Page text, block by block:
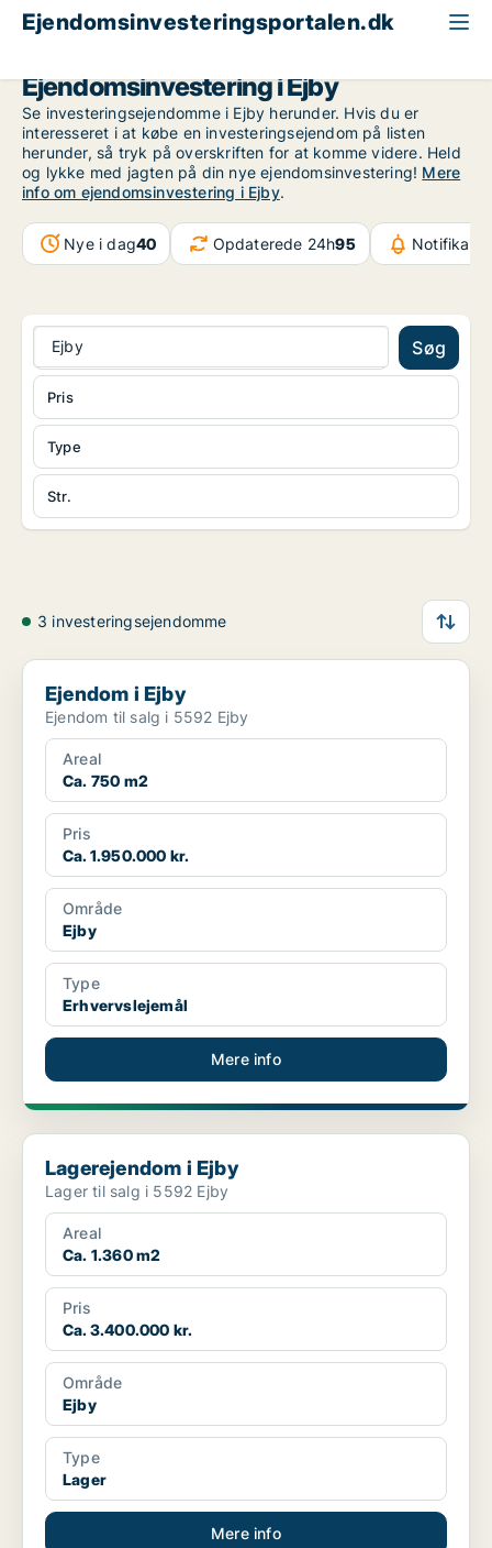
Ejendomsinvesteringsportalen.dk
Ejendomsinvestering i Ejby
Se investeringsejendomme i Ejby herunder. Hvis du er
interesseret i at købe en investeringsejendom på listen
herunder, så tryk på overskriften for at komme videre. Held
og lykke med jagten på din nye ejendomsinvestering! Mere
info om ejendomsinvestering i Ejby.
Nye i dag40 Opdaterede 24h95
Ejby Søg
Type
Str.
Pris
3 investeringsejendomme
Ejendom i Ejby
Ejendom i Ejby
Ejendom til salg i 5592 Ejby
Areal
Ca. 750 m2
Pris
Ca. 1.950.000 kr.
Område
Ejby
Type
Erhvervslejemål
Mere info
Lagerejendom i Ejby
Lagerejendom i Ejby
Lager til salg i 5592 Ejby
Areal
Ca. 1.360 m2
Pris
Ca. 3.400.000 kr.
Område
Ejby
Type
Lager
Mere info